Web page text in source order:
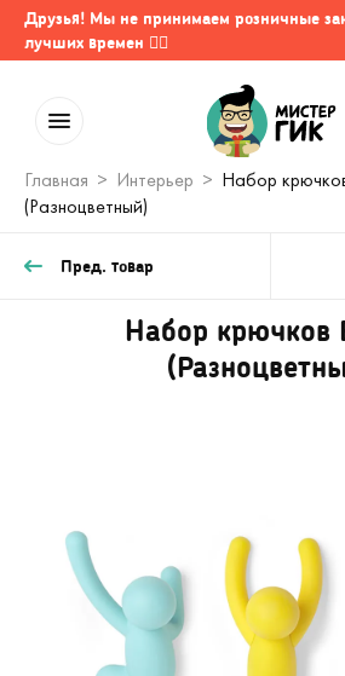
Друзья! Мы не принимаем розничные
лучших времен 🤷‍♂️
Главная Интерьер
Набор
(Разноцветный)
Пред. товар
Набор крючков